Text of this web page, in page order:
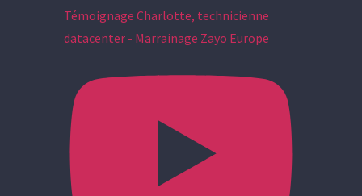
Témoignage Charlotte, technicienne
datacenter - Marrainage Zayo Europe